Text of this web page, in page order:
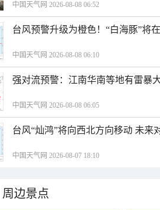
中国天气网 2026-08-08 06:52
台风预警升级为橙色！“白海豚”将
中国天气网 2026-08-08 06:10
强对流预警：江南华南等地有雷暴
中国天气网 2026-08-08 06:05
台风“灿鸿”将向西北方向移动 未来
中国天气网 2026-08-07 18:10
周边景点